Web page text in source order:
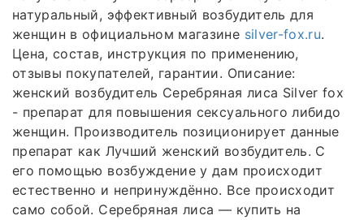
натуральный, эффективный возбудитель для
женщин в официальном магазине silver-fox.ru.
Цена, состав, инструкция по применению,
отзывы покупателей, гарантии. Описание:
женский возбудитель Серебряная лиса Silver fox
- препарат для повышения сексуального либидо
женщин. Производитель позиционирует данные
препарат как Лучший женский возбудитель. С
его помощью возбуждение у дам происходит
естественно и непринуждённо. Все происходит
само собой. Серебряная лиса — купить на